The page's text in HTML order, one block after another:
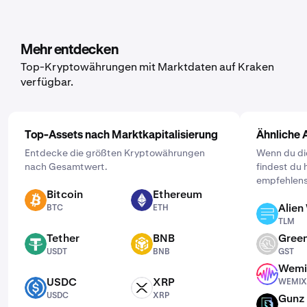
den du kaufen möchtest, und lege über die Schaltfläche
„Einmalig“ die Häufigkeit fest. Wähle dann einen Zeitplan
der für dich passt: täglich, wöchentlich oder monatlich.
Mehr entdecken
Top-Kryptowährungen mit Marktdaten auf Kraken
verfügbar.
Top-Assets nach Marktkapitalisierung
Entdecke die größten Kryptowährungen
nach Gesamtwert.
BTC Bitcoin
BTC
ETH Ethereum
ETH
USDT Tether
USDT
BNB BNB
BNB
USDC USDC
USDC
XRP XRP
XRP
Ähnliche
Wenn du
findest du
TLM Alien
TLM
GST
GST
WEMIX
WEMIX
GUN Gunz